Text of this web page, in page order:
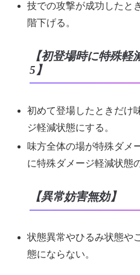
技での攻撃が成功したと
階下げる。
【初登場時に特殊
5】
初めて登場したときだけ
ジ軽減状態にする。
味方全体の場が特殊ダメ
に特殊ダメージ軽減状態
【異常妨害無効】
状態異常やひるみ状態や
態にならない。